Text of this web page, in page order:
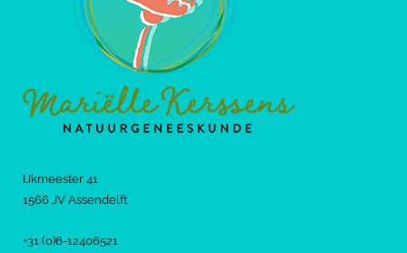
IJkmeester 41
1566 JV Assendelft
+31 (0)6-12406521